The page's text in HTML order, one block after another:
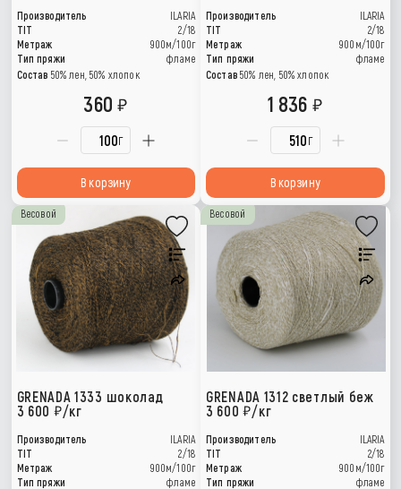
Производитель
ILARIA
TIT
2/18
Метраж
900м/100г
Тип пряжи
фламе
Состав 50% лен, 50% хлопок
г
360
В корзину
Производитель
ILARIA
TIT
2/18
Метраж
900м/100г
Тип пряжи
фламе
Состав 50% лен, 50% хлопок
г
1 836
В корзину
Весовой
GRENADA 1333 шоколад
3 600
/кг
Производитель
ILARIA
TIT
2/18
Метраж
900м/100г
Тип пряжи
фламе
Весовой
GRENADA 1312 светлый беж
3 600 /кг
Производитель
ILARIA
TIT
2/18
Метраж
900м/100г
Тип пряжи
фламе